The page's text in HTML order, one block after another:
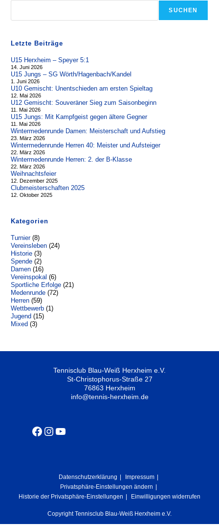
SUCHEN
Letzte Beiträge
U15 Herxheim – Speyer 5:1
14. Juni 2026
U15 Jungs – SG Wörth/Hagenbach/Kandel
1. Juni 2026
U10 Gemischt: Unentschieden am ersten Spieltag
12. Mai 2026
U12 Gemischt: Souveräner Sieg zum Saisonbeginn
11. Mai 2026
U15 Jungs: Mit Kampfgeist gegen ältere Gegner
11. Mai 2026
Wintermedenrunde Damen: Meisterschaft und Aufstieg
23. März 2026
Wintermedenrunde Herren 40: Meister und Aufsteiger
22. März 2026
Wintermedenrunde Herren: 2. der B-Klasse
22. März 2026
Weihnachtsfeier
12. Dezember 2025
Clubmeisterschaften 2025
12. Oktober 2025
Kategorien
Turnier (8)
Vereinsleben (24)
Historie (3)
Spende (2)
Damen (16)
Vereinspokal (6)
Sportliche Erfolge (21)
Medenrunde (72)
Herren (59)
Wettbewerb (1)
Jugend (15)
Mixed (3)
Tennisclub Blau-Weiß Herxheim e.V.
St-Christophorus-Straße 27
76863 Herxheim
info@tennis-herxheim.de
Facebook
Instagram
YouTube
Datenschutzerklärung
Impressum
Privatsphäre-Einstellungen ändern
Historie der Privatsphäre-Einstellungen
Einwilligungen widerrufen
Copyright Tennisclub Blau-Weiß Herxheim e.V.